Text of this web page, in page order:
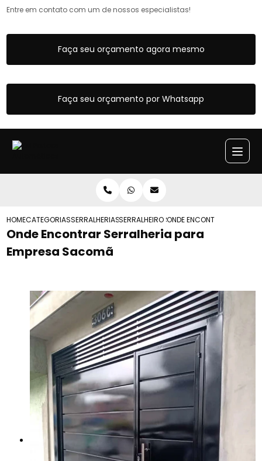
Entre em contato com um de nossos especialistas!
Faça seu orçamento agora mesmo
Faça seu orçamento por Whatsapp
HOMECATEGORIASSERRALHERIASSERRALHEIRO SPONDE ENCONTRAR
Onde Encontrar Serralheria para
Empresa Sacomã